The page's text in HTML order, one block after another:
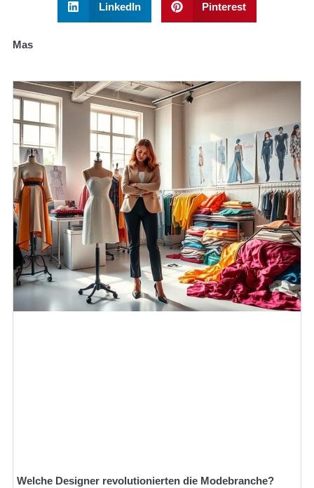
LinkedIn Pinterest
Mas
Welche Designer revolutionierten die Modebranche?